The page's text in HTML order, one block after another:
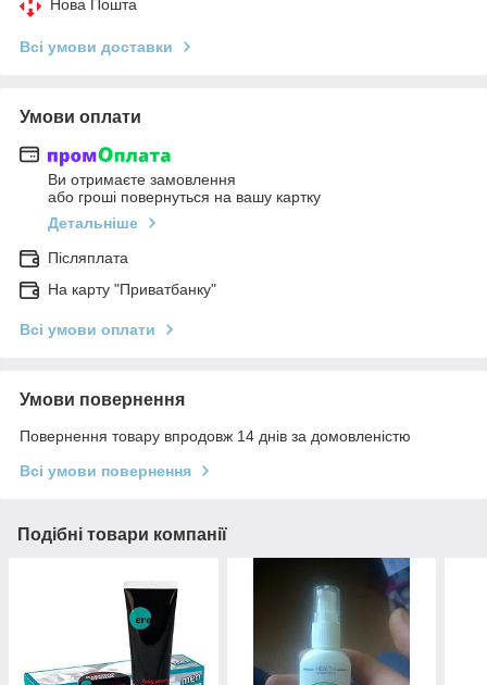
Нова Пошта
Всі умови доставки
Умови оплати
Ви отримаєте замовлення
або гроші повернуться на вашу картку
Детальніше
Післяплата
На карту "Приватбанку"
Всі умови оплати
Умови повернення
Повернення товару впродовж 14 днів за домовленістю
Всі умови повернення
Подібні товари компанії